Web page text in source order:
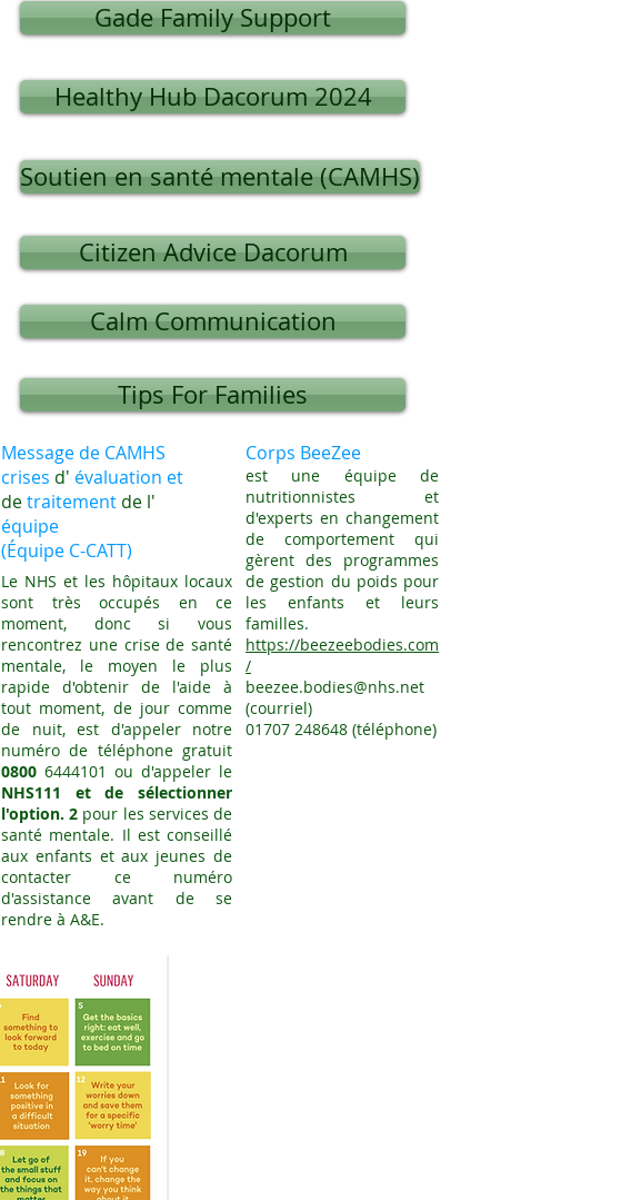
Gade Family Support
Healthy Hub Dacorum 2024
Soutien en santé mentale (CAMHS)
Citizen Advice Dacorum
Calm Communication
Tips For Families
Message de CAMHS
crises d' évaluation et
detraitement de l'
équipe
(Équipe C-CATT)
Le NHS et les hôpitaux locaux
sont très occupés en ce
moment, donc si vous
rencontrez une crise de santé
mentale, le moyen le plus
rapide d'obtenir de l'aide à
tout moment, de jour comme
de nuit, est d'appeler notre
numéro de téléphone gratuit
0800 6444101 ou d'appeler le
NHS111 et de sélectionner
l'option. 2 pour les services de
santé mentale. Il est conseillé
aux enfants et aux jeunes de
contacter ce numéro
d'assistance avant de se
rendre à A&E.
Corps BeeZee
est une équipe de
nutritionnistes et
d'experts en changement
de comportement qui
gèrent des programmes
de gestion du poids pour
les enfants et leurs
familles.
https://beezeebodies.com
/
beezee.bodies@nhs.net
(courriel)
01707 248648 (téléphone)